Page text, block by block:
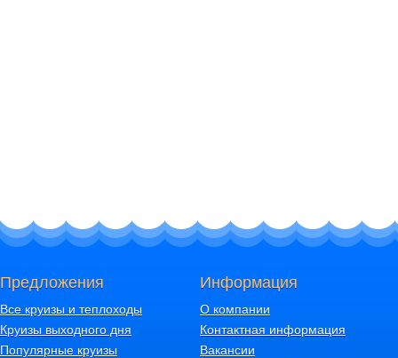
Предложения
Все круизы и теплоходы
Круизы выходного дня
Популярные круизы
Информация
О компании
Контактная информация
Вакансии